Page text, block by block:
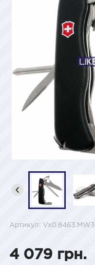
Артикул: Vx0.8463.MW3
4 079 грн.